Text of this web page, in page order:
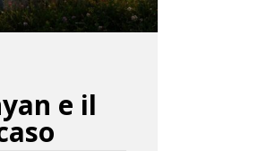
e il